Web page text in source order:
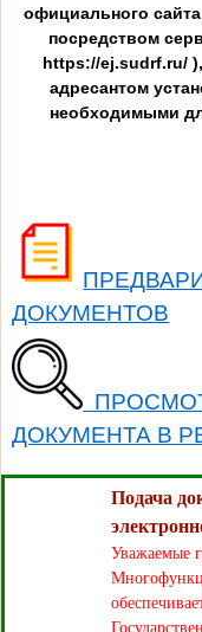
официального
посредством
https://ej.sudrf.ru/
адресантом
необходимыми
ДОКУМЕНТОВ
ДОКУМЕНТА В
Подача
Уважаемые